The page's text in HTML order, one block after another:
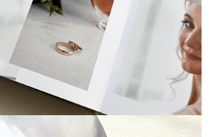
оплатить заказ?